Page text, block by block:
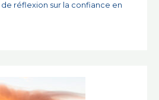
réflexion sur la confiance en